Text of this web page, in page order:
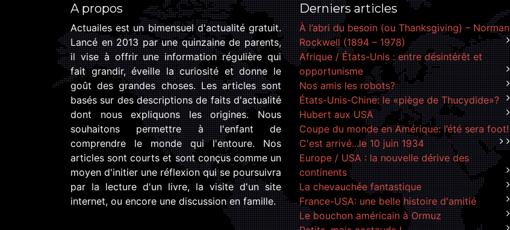
A propos
Actuailes est un bimensuel d'actualité gratuit.
Lancé en 2013 par une quinzaine de parents,
il vise à offrir une information régulière qui
fait grandir, éveille la curiosité et donne le
goût des grandes choses. Les articles sont
basés sur des descriptions de faits d'actualité
dont nous expliquons les origines. Nous
souhaitons permettre à l'enfant de
comprendre le monde qui l'entoure. Nos
articles sont courts et sont conçus comme un
moyen d'initier une réflexion qui se poursuivra
par la lecture d'un livre, la visite d'un site
internet, ou encore une discussion en famille.
Derniers articles
À l’abri du besoin (ou Thanksgiving) – Norman
Rockwell (1894 – 1978)
Afrique / États-Unis : entre désintérêt et
opportunisme
Nos amis les robots?
États-Unis-Chine: le «piège de Thucydide»?
Hubert aux USA
Coupe du monde en Amérique: l’été sera foot!
C'est arrivé...le 10 juin 1934
Europe / USA : la nouvelle dérive des
continents
La chevauchée fantastique
France-USA: une belle histoire d'amitié
Le bouchon américain à Ormuz